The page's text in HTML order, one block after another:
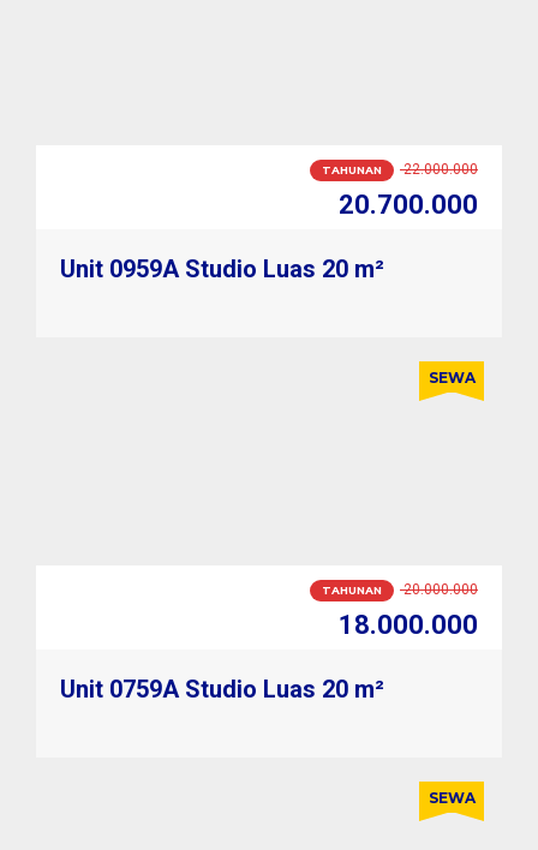
BULANAN 2.000.000
1.850.000
Unit 0959A Studio Luas 20 m²
SEWA
BULANAN 2.000.000
1.700.000
Unit 0759A Studio Luas 20 m²
SEWA